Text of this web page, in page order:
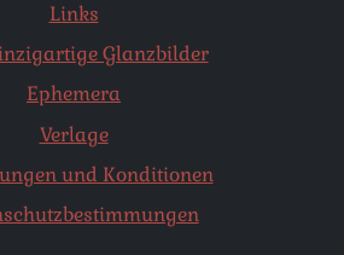
Links
Glanzbilder
Ephemera
Verlage
und Konditionen